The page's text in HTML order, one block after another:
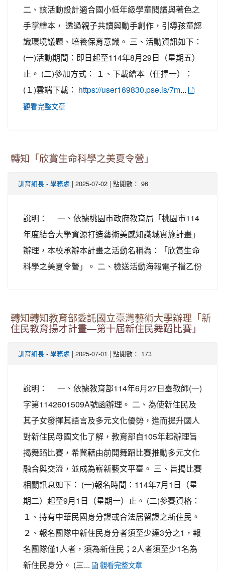
二、該活動設計適合國小低年級學童閱讀與著色之
手掌繪本， 透過親子共讀與動手創作，引導孩童認
識環境議題、培養保育意識。 三、活動資訊如下：
(一)活動期間：即日起至114年8月29日（星期五）
止。 (二)參加方式： １、下載繪本（任擇一）：
(１)雲端下載：
https://user169830.pse.is/7m...
觀看完整文章
轉知「欣賞生命科學之美夏令營」
訓育組長 - 學務處 | 2025-07-02 | 點閱數： 96
說明： 一、依據桃園市政府教育局「桃園市114
年度結合大學資源打造藝術美感知識城實施計畫」
辦理，本校承辦本計畫之活動名稱為：「欣賞生命
科學之美夏令營」。 二、檢送活動海報電子檔乙份
轉知轉知教育部委託國立臺灣藝術大學辦理「新
住民教育揚才計畫—第十屆新住民舞蹈比賽」
訓育組長 - 學務處 | 2025-07-01 | 點閱數： 173
說明： 一、依據教育部114年6月27日臺教師(一)
字第1142601509A號函辦理。 二、為使新住民及
其子女發揮其語言及多元文化優勢，進而提升國人
對新住民母國文化了解，教育部自105年起辦理旨
揭舞蹈比賽，希冀藉由前開舞蹈比賽推動多元文化
融合與交流，並成為嶄新藝文平臺。 三、旨揭比賽
相關訊息如下： (一)報名時間：114年7月1日（星
期二）起至9月1日（星期一）止。 (二)參賽資格：
１、持有中華民國身分證或合法居留證之新住民。
２、報名團隊中新住民身分者須至少達3分之1，報
名團隊僅1人者，須為新住民；2人者須至少1名為
新住民身分。 (三...
觀看完整文章